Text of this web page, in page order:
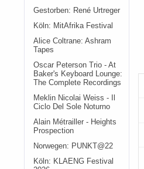
Gestorben: René Urtreger
Köln: MitAfrika Festival
Alice Coltrane: Ashram
Tapes
Oscar Peterson Trio - At
Baker's Keyboard Lounge:
The Complete Recordings
Meklin Nicolai Weiss - Il
Ciclo Del Sole Noturno
Alain Métrailler - Heights
Prospection
Norwegen: PUNKT@22
Köln: KLAENG Festival